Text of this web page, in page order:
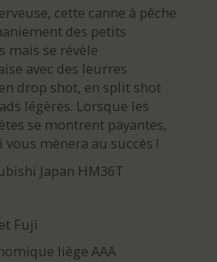
cette canne à pêche
des petits
mais se révèle
avec des leurres
drop shot, en split shot
légères. Lorsque les
se montrent payantes,
mènera au succès !
Japan HM36T
Fuji
liège AAA